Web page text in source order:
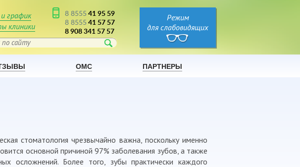
график
клиники
8 8555 41 95 59
8 8555 41 57 57
8 908 341 57 57
Режим
для слабовидящих
ОМС ПАРТНЕРЫ
стоматология чрезвычайно важна, поскольку именно
основной причиной 97% заболевания зубов, а также
осложнений. Более того, зубы практически каждого